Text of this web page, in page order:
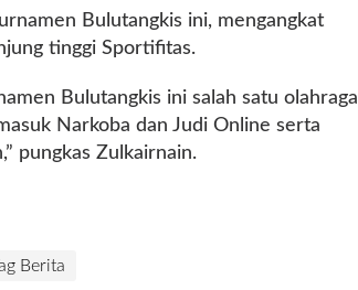
Bulutangkis ini, mengangkat
tinggi Sportifitas.
Bulutangkis ini salah satu olahraga
Narkoba dan Judi Online serta
pungkas Zulkairnain.
Berita